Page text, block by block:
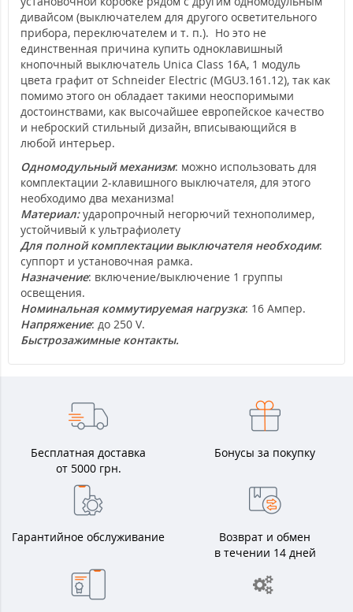
дивайсом (выключателем для другого осветительного
прибора, переключателем и т. п.). Но это не
единственная причина купить одноклавишный
кнопочный выключатель Unica Class 16А, 1 модуль
цвета графит от Schneider Electric (MGU3.161.12), так как
помимо этого он обладает такими неоспоримыми
достоинствами, как высочайшее европейское качество
и неброский стильный дизайн, вписывающийся в
любой интерьер.
Одномодульный механизм: можно использовать для
комплектации 2-клавишного выключателя, для этого
необходимо два механизма!
Материал:ударопрочный негорючий технополимер,
устойчивый к ультрафиолету
Для полной комплектации выключателя необходим:
суппорт и установочная рамка.
Назначение: включение/выключение 1 группы
освещения.
Номинальная коммутируемая нагрузка: 16 Ампер.
Напряжение: до 250 V.
Быстрозажимные контакты.
Бесплатная доставка
от 5000 грн.
Бонусы за покупку
Гарантийное обслуживание
Возврат и обмен
в течении 14 дней